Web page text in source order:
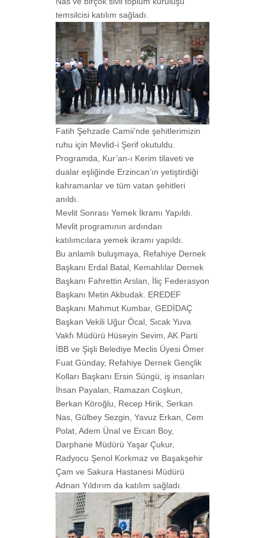
temsilcisi katılım sağladı.
Fatih Şehzade Camii’nde şehitlerimizin
ruhu için Mevlid-i Şerif okutuldu.
Programda, Kur’an-ı Kerim tilaveti ve
dualar eşliğinde Erzincan’ın yetiştirdiği
kahramanlar ve tüm vatan şehitleri
anıldı.
Mevlit Sonrası Yemek İkramı Yapıldı.
Mevlit programının ardından
katılımcılara yemek ikramı yapıldı.
Bu anlamlı buluşmaya, Refahiye Dernek
Başkanı Erdal Batal, Kemahlılar Dernek
Başkanı Fahrettin Arslan, İliç Federasyon
Başkanı Metin Akbudak. EREDEF
Başkanı Mahmut Kumbar, GEDİDAÇ
Başkan Vekili Uğur Öcal, Sıcak Yuva
Vakfı Müdürü Hüseyin Sevim, AK Parti
İBB ve Şişli Belediye Meclis Üyesi Ömer
Fuat Günday, Refahiye Dernek Gençlik
Kolları Başkanı Ersin Süngü, iş insanları
İhsan Payalan, Ramazan Coşkun,
Berkan Köroğlu, Recep Hirik, Serkan
Nas, Gülbey Sezgin, Yavuz Erkan, Cem
Polat, Adem Ünal ve Ercan Boy,
Darphane Müdürü Yaşar Çukur,
Radyocu Şenol Korkmaz ve Başakşehir
Çam ve Sakura Hastanesi Müdürü
Adnan Yıldırım da katılım sağladı.